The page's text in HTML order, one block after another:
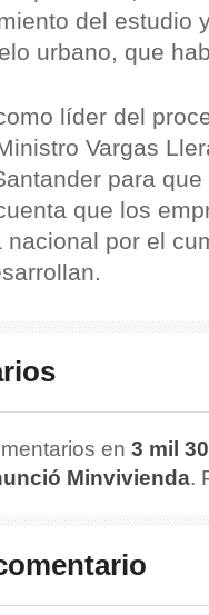
del estudio
urbano, que
líder del
Vargas
para
que los
nacional por el
en 3 mil
Minvivienda.